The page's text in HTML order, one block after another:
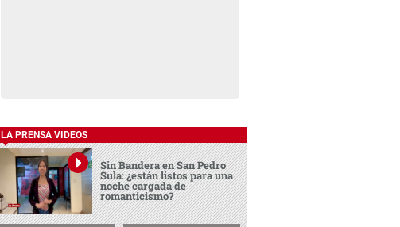
LA PRENSA VIDEOS
Sin Bandera en San Pedro
Sula: ¿están listos para una
noche cargada de
romanticismo?